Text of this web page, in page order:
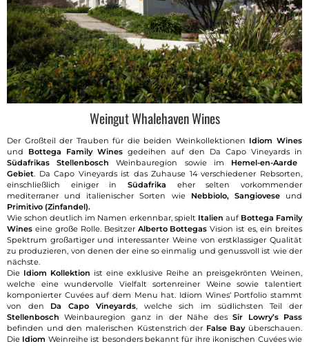
Weingut Whalehaven Wines
Der Großteil der Trauben für die beiden Weinkollektionen Idiom Wines
und Bottega Family Wines gedeihen auf den Da Capo Vineyards in
Südafrikas Stellenbosch Weinbauregion sowie im Hemel-en-Aarde
Gebiet . Da Capo Vineyards ist das Zuhause 14 verschiedener Rebsorten,
einschließlich einiger in Südafrika eher selten vorkommender
mediterraner und italienischer Sorten wie Nebbiolo, Sangioveseund
Primitivo (Zinfandel).
Wie schon deutlich im Namen erkennbar, spielt Italien auf Bottega Family
Wines eine große Rolle. Besitzer Alberto Bottegas Vision ist es, ein breites
Spektrum großartiger und interessanter Weine von erstklassiger Qualität
zu produzieren, von denen der eine so einmalig und genussvoll ist wie der
nächste.
Die Idiom Kollektion ist eine exklusive Reihe an preisgekrönten Weinen,
welche eine wundervolle Vielfalt sortenreiner Weine sowie talentiert
komponierter Cuvées auf dem Menu hat. Idiom Wines‘ Portfolio stammt
von den Da Capo Vineyards, welche sich im südlichsten Teil der
Stellenbosch Weinbauregion ganz in der Nähe desSir Lowry’s Pass
befinden und den malerischen Küstenstrich der False Bayüberschauen.
Die Idiom Weinreihe ist besonders bekannt für ihre ikonischen Cuvées wie